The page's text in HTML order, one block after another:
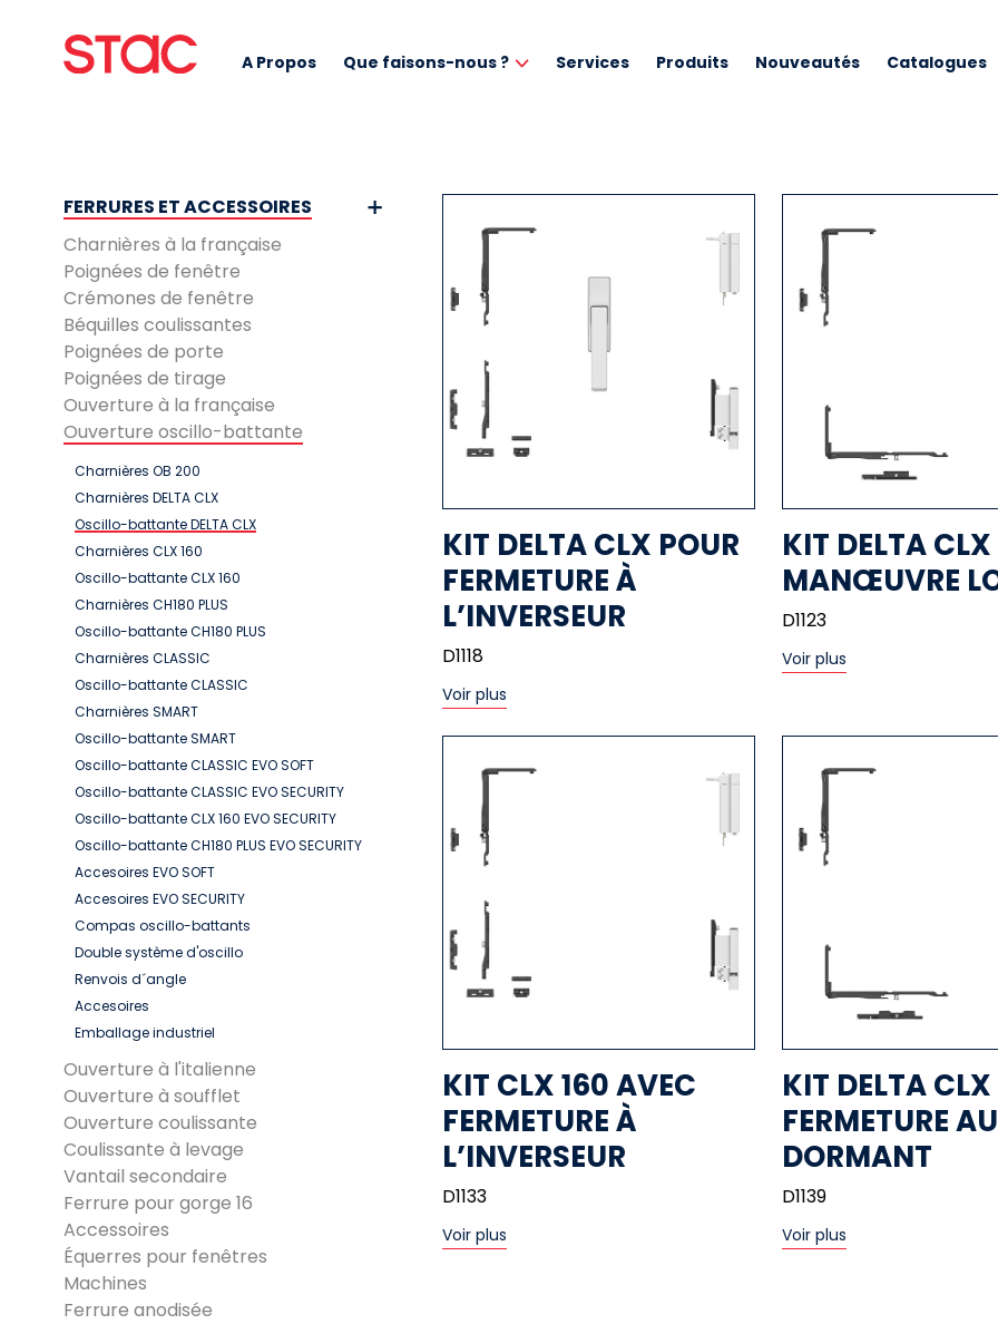
A Propos Que faisons-nous ? Services Produits Nouveautés Catalogues
FERRURES ET ACCESSOIRES
Charnières à la française
Poignées de fenêtre
Crémones de fenêtre
Béquilles coulissantes
Poignées de porte
Poignées de tirage
Ouverture à la française
Ouverture oscillo-battante
Charnières OB 200
Charnières DELTA CLX
Oscillo-battante DELTA CLX
Charnières CLX 160
Oscillo-battante CLX 160
Charnières CH180 PLUS
Oscillo-battante CH180 PLUS
Charnières CLASSIC
Oscillo-battante CLASSIC
Charnières SMART
Oscillo-battante SMART
Oscillo-battante CLASSIC EVO SOFT
Oscillo-battante CLASSIC EVO SECURITY
Oscillo-battante CLX 160 EVO SECURITY
Oscillo-battante CH180 PLUS EVO SECURITY
Accesoires EVO SOFT
Accesoires EVO SECURITY
Compas oscillo-battants
Double système d'oscillo
Renvois d´angle
Accesoires
Emballage industriel
Ouverture à l'italienne
Ouverture à soufflet
Ouverture coulissante
Coulissante à levage
Vantail secondaire
Ferrure pour gorge 16
Accessoires
Équerres pour fenêtres
Machines
Ferrure anodisée
KIT DELTA CLX POUR
FERMETURE À
L’INVERSEUR
D1118
Voir plus
KIT DELTA
MANŒUVRE
D1123
Voir plus
KIT CLX 160 AVEC
FERMETURE À
L’INVERSEUR
D1133
Voir plus
KIT DELTA
FERMETURE AU
DORMANT
D1139
Voir plus